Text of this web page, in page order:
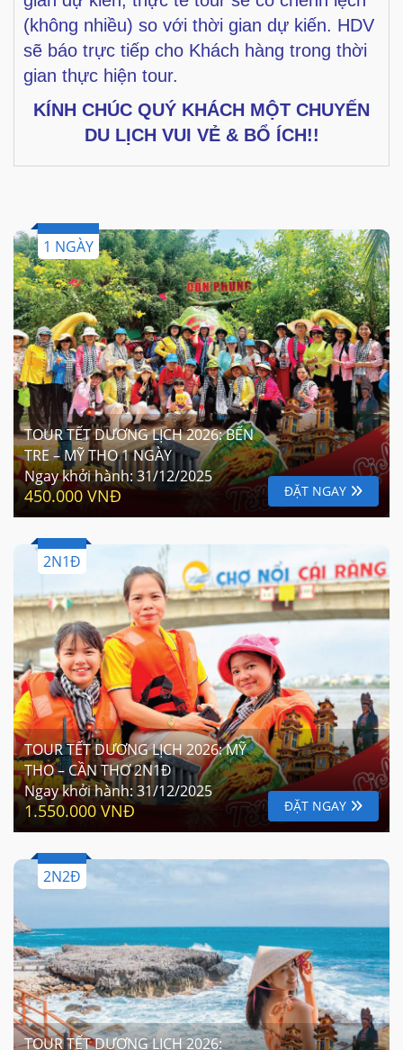
(không nhiều) so với thời gian dự kiến. HDV
sẽ báo trực tiếp cho Khách hàng trong thời
gian thực hiện tour.
KÍNH CHÚC QUÝ KHÁCH MỘT CHUYẾN
DU LỊCH VUI VẺ & BỔ ÍCH!!
1 NGÀY
TOUR TẾT DƯƠNG LỊCH 2026: BẾN
TRE – MỸ THO 1 NGÀY
Ngay khởi hành:31/12/2025
450.000 VNĐ ĐẶT NGAY
2N1Đ
TOUR TẾT DƯƠNG LỊCH 2026: MỸ
THO – CẦN THƠ 2N1Đ
Ngay khởi hành:31/12/2025
1.550.000 VNĐ ĐẶT NGAY
2N2Đ
TOUR TẾT DƯƠNG LỊCH 2026: